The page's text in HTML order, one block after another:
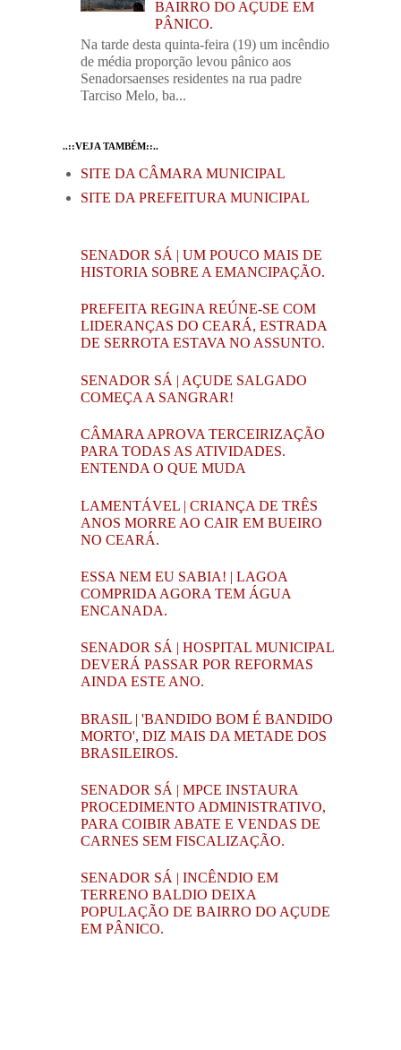
BAIRRO DO AÇUDE EM
PÂNICO.
Na tarde desta quinta-feira (19) um incêndio
de média proporção levou pânico aos
Senadorsaenses residentes na rua padre
Tarciso Melo, ba...
..::VEJA TAMBÉM::..
SITE DA CÂMARA MUNICIPAL
SITE DA PREFEITURA MUNICIPAL
SENADOR SÁ | UM POUCO MAIS DE
HISTORIA SOBRE A EMANCIPAÇÃO.
PREFEITA REGINA REÚNE-SE COM
LIDERANÇAS DO CEARÁ, ESTRADA
DE SERROTA ESTAVA NO ASSUNTO.
SENADOR SÁ | AÇUDE SALGADO
COMEÇA A SANGRAR!
CÂMARA APROVA TERCEIRIZAÇÃO
PARA TODAS AS ATIVIDADES.
ENTENDA O QUE MUDA
LAMENTÁVEL | CRIANÇA DE TRÊS
ANOS MORRE AO CAIR EM BUEIRO
NO CEARÁ.
ESSA NEM EU SABIA! | LAGOA
COMPRIDA AGORA TEM ÁGUA
ENCANADA.
SENADOR SÁ | HOSPITAL MUNICIPAL
DEVERÁ PASSAR POR REFORMAS
AINDA ESTE ANO.
BRASIL | 'BANDIDO BOM É BANDIDO
MORTO', DIZ MAIS DA METADE DOS
BRASILEIROS.
SENADOR SÁ | MPCE INSTAURA
PROCEDIMENTO ADMINISTRATIVO,
PARA COIBIR ABATE E VENDAS DE
CARNES SEM FISCALIZAÇÃO.
SENADOR SÁ | INCÊNDIO EM
TERRENO BALDIO DEIXA
POPULAÇÃO DE BAIRRO DO AÇUDE
EM PÂNICO.